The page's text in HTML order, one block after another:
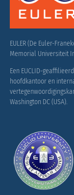
EULER (De Euler-
Memorial Universiteit
Een EUCLID-
hoofdkantoor en
Washington DC (USA).